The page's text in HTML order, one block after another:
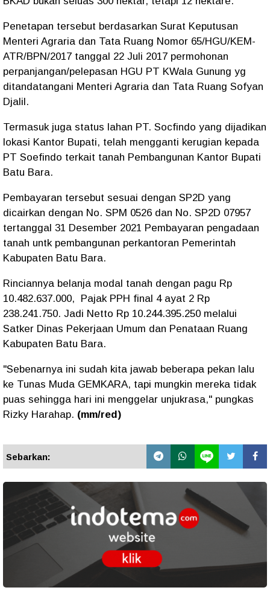
Penetapan tersebut berdasarkan Surat Keputusan
Menteri Agraria dan Tata Ruang Nomor 65/HGU/KEM-
ATR/BPN/2017 tanggal 22 Juli 2017 permohonan
perpanjangan/pelepasan HGU PT KWala Gunung yg
ditandatangani Menteri Agraria dan Tata Ruang Sofyan
Djalil.
Termasuk juga status lahan PT. Socfindo yang dijadikan
lokasi Kantor Bupati, telah mengganti kerugian kepada
PT Soefindo terkait tanah Pembangunan Kantor Bupati
Batu Bara.
Pembayaran tersebut sesuai dengan SP2D yang
dicairkan dengan No. SPM 0526 dan No. SP2D 07957
tertanggal 31 Desember 2021 Pembayaran pengadaan
tanah untk pembangunan perkantoran Pemerintah
Kabupaten Batu Bara.
Rinciannya belanja modal tanah dengan pagu Rp
10.482.637.000, Pajak PPH final 4 ayat 2 Rp
238.241.750. Jadi Netto Rp 10.244.395.250 melalui
Satker Dinas Pekerjaan Umum dan Penataan Ruang
Kabupaten Batu Bara.
"Sebenarnya ini sudah kita jawab beberapa pekan lalu
ke Tunas Muda GEMKARA, tapi mungkin mereka tidak
puas sehingga hari ini menggelar unjukrasa," pungkas
Rizky Harahap. (mm/red)
Sebarkan: